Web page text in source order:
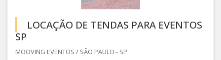
LOCAÇÃO DE TENDAS PARA EVENTOS
SP
MOOVING EVENTOS / SÃO PAULO - SP